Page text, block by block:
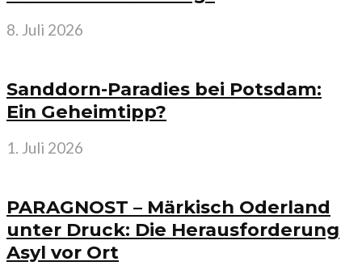
8. Juli 2026
Sanddorn-Paradies bei Potsdam:
Ein Geheimtipp?
1. Juli 2026
PARAGNOST – Märkisch Oderland
unter Druck: Die Herausforderung
Asyl vor Ort